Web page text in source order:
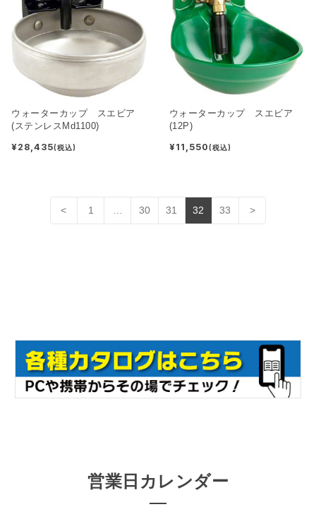
ウォーターカップ スエビア
(ステンレスMd1100)
¥28,435(税込)
ウォーターカップ スエビア
(12P)
¥11,550(税込)
< 1 … 30 31 32 33 >
営業日カレンダー